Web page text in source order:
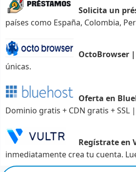
Solicita un
países como España, Colombia,
OctoBrowser
únicas.
Oferta en
Dominio gratis + CDN gratis +
Regístrate en
inmediatamente crea tu cuenta.